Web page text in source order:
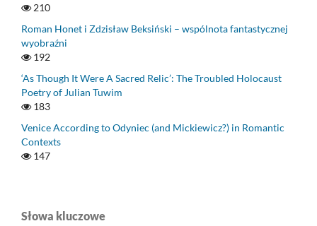
210
Roman Honet i Zdzisław Beksiński – wspólnota fantastycznej
wyobraźni
192
‘As Though It Were A Sacred Relic’: The Troubled Holocaust
Poetry of Julian Tuwim
183
Venice According to Odyniec (and Mickiewicz?) in Romantic
Contexts
147
Słowa kluczowe